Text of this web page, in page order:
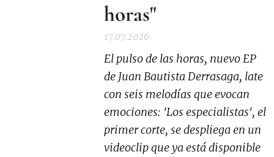
horas"
17.07.2026
El pulso de las horas, nuevo EP
de Juan Bautista Derrasaga, late
con seis melodías que evocan
emociones: 'Los especialistas', el
primer corte, se despliega en un
videoclip que ya está disponible